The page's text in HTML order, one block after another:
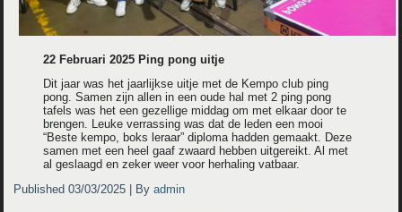
22 Februari 2025 Ping pong uitje
Dit jaar was het jaarlijkse uitje met de Kempo club ping
pong. Samen zijn allen in een oude hal met 2 ping pong
tafels was het een gezellige middag om met elkaar door te
brengen. Leuke verrassing was dat de leden een mooi
“Beste kempo, boks leraar” diploma hadden gemaakt. Deze
samen met een heel gaaf zwaard hebben uitgereikt. Al met
al geslaagd en zeker weer voor herhaling vatbaar.
Published 03/03/2025 By admin